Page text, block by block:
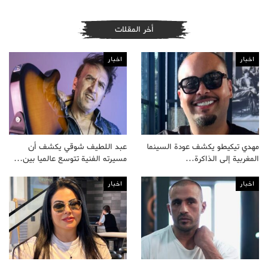
أخر المقلات
اخبار
مهدي تيكيطو يكشف عودة السينما
المغربية إلى الذاكرة…
اخبار
عبد اللطيف شوقي يكشف أن
مسيرته الفنية تتوسع عالميا بين…
اخبار اخبار